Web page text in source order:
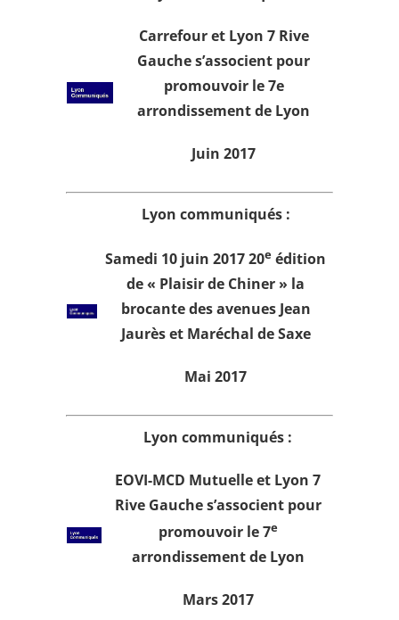
Carrefour et Lyon 7 Rive
Gauche s’associent pour
promouvoir le 7e
arrondissement de Lyon
Juin 2017
Lyon communiqués :
Samedi 10 juin 2017 20e édition
de « Plaisir de Chiner » la
brocante des avenues Jean
Jaurès et Maréchal de Saxe
Mai 2017
Lyon communiqués :
EOVI-MCD Mutuelle et Lyon 7
Rive Gauche s’associent pour
promouvoir le 7e
arrondissement de Lyon
Mars 2017